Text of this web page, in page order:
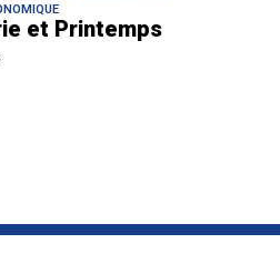
et Printemps